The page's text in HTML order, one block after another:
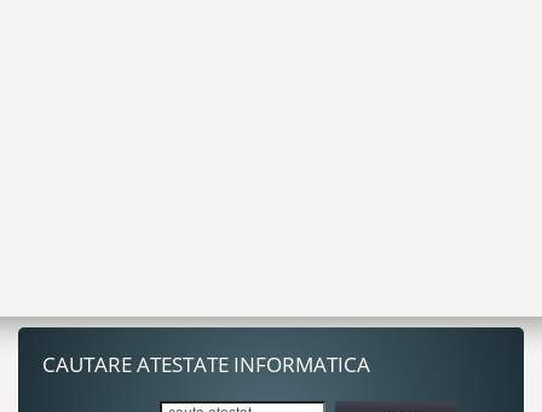
CAUTARE ATESTATE INFORMATICA